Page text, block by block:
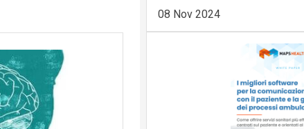
08 Nov 2024